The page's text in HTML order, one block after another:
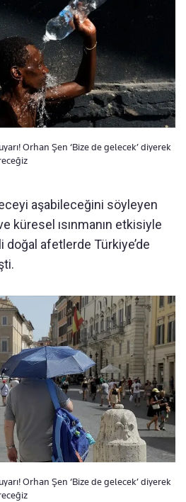
Orhan Şen ‘Bize de gelecek’ diyerek
aşabileceğini söyleyen
küresel ısınmanın etkisiyle
afetlerde Türkiye’de
Orhan Şen ‘Bize de gelecek’ diyerek